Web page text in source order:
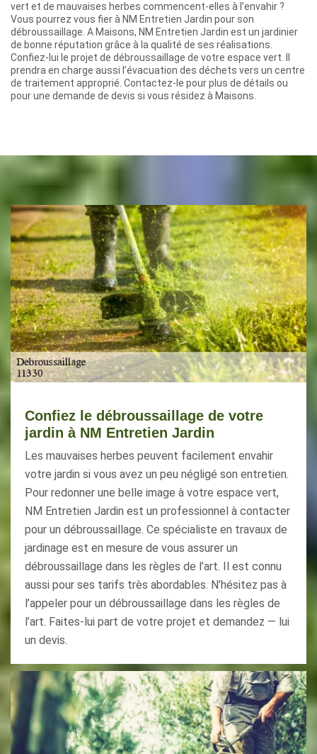
vert et de mauvaises herbes commencent-elles à l’envahir ?
Vous pourrez vous fier à NM Entretien Jardin pour son
débroussaillage. A Maisons, NM Entretien Jardin est un jardinier
de bonne réputation grâce à la qualité de ses réalisations.
Confiez-lui le projet de débroussaillage de votre espace vert. Il
prendra en charge aussi l’évacuation des déchets vers un centre
de traitement approprié. Contactez-le pour plus de détails ou
pour une demande de devis si vous résidez à Maisons.
Confiez le débroussaillage de votre
jardin à NM Entretien Jardin
Les mauvaises herbes peuvent facilement envahir
votre jardin si vous avez un peu négligé son entretien.
Pour redonner une belle image à votre espace vert,
NM Entretien Jardin est un professionnel à contacter
pour un débroussaillage. Ce spécialiste en travaux de
jardinage est en mesure de vous assurer un
débroussaillage dans les règles de l’art. Il est connu
aussi pour ses tarifs très abordables. N’hésitez pas à
l’appeler pour un débroussaillage dans les règles de
l’art. Faites-lui part de votre projet et demandez — lui
un devis.